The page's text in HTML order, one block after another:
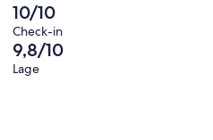
10/10
Check-in
9,8/10
Lage